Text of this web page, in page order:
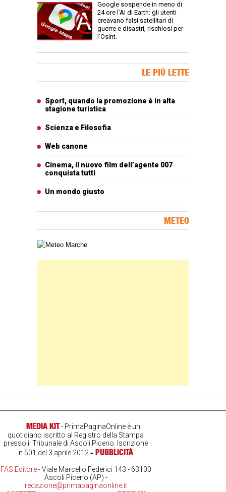
Google sospende in meno di
24 ore l’AI di Earth: gli utenti
creavano falsi satellitari di
guerre e disastri, rischiosi per
l’Osint.
LE PIÙ LETTE
Sport, quando la promozione è in alta
stagione turistica
Scienza e Filosofia
Web canone
Cinema, il nuovo film dell’agente 007
conquista tutti
Un mondo giusto
METEO
Carta meteorologica delle Marche
MEDIA KIT- PrimaPaginaOnline è un
quotidiano iscritto al Registro della Stampa
presso il Tribunale di Ascoli Piceno. Iscrizione
n.501 del 3 aprile 2012- PUBBLICITÀ
FAS Editore- Viale Marcello Federici 143 - 63100
Ascoli Piceno (AP) -
redazione@primapaginaonline.it